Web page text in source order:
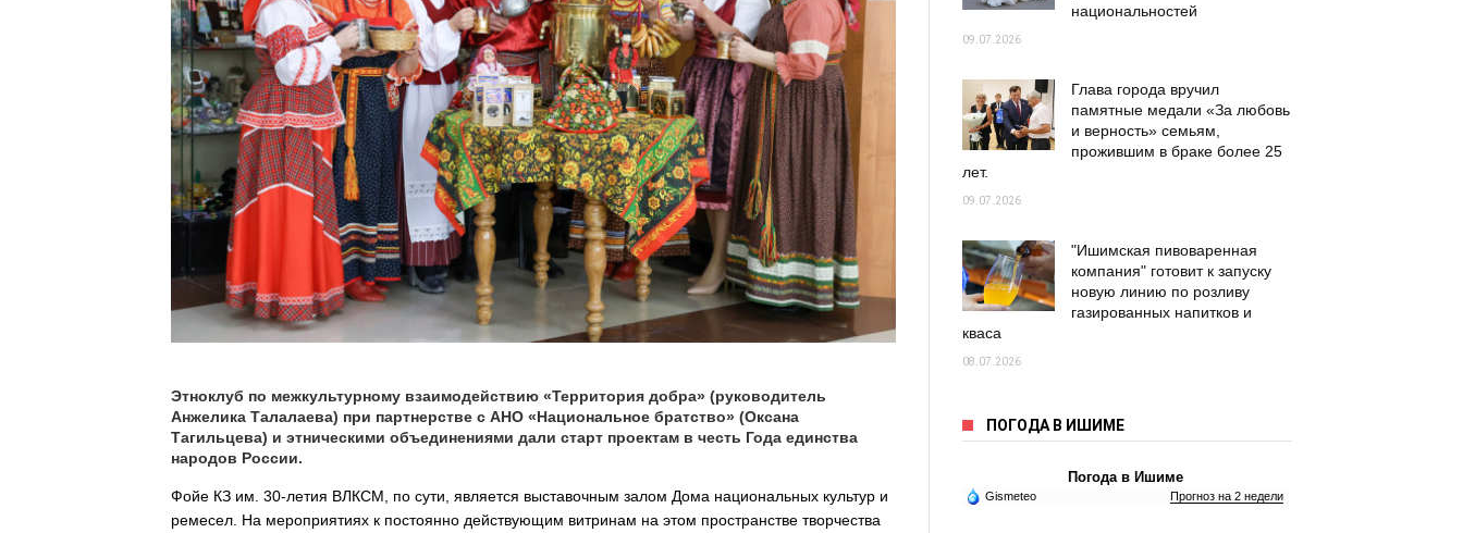
Этноклуб по межкультурному взаимодействию «Территория добра» (руководитель
Анжелика Талалаева) при партнерстве с АНО «Национальное братство» (Оксана
Тагильцева) и этническими объединениями дали старт проектам в честь Года единства
народов России.
Фойе КЗ им. 30-летия ВЛКСМ, по сути, является выставочным залом Дома национальных культур и
ремесел. На мероприятиях к постоянно действующим витринам на этом пространстве творчества
национальностей
09.07.2026
Глава города вручил
памятные медали «За любовь
и верность» семьям,
прожившим в браке более 25
лет.
09.07.2026
"Ишимская пивоваренная
компания" готовит к запуску
новую линию по розливу
газированных напитков и
кваса
08.07.2026
ПОГОДА В ИШИМЕ
Погода в Ишиме
Gismeteo Прогноз на 2 недели